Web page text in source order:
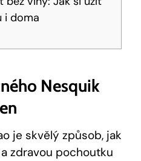
i doma
Nesquik
je skvělý způsob, jak
zdravou pochoutku